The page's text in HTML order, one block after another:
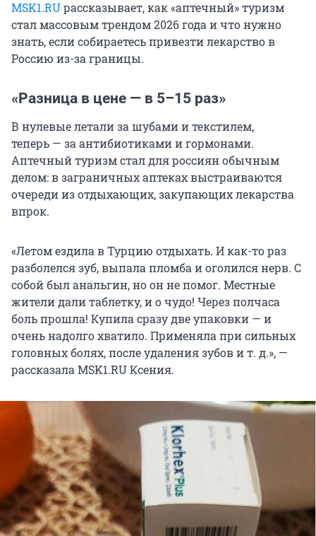
MSK1.RUрассказывает, как «аптечный» туризм
стал массовым трендом 2026 года и что нужно
знать, если собираетесь привезти лекарство в
Россию из-за границы.
«Разница в цене — в 5–15 раз»
В нулевые летали за шубами и текстилем,
теперь — за антибиотиками и гормонами.
Аптечный туризм стал для россиян обычным
делом: в заграничных аптеках выстраиваются
очереди из отдыхающих, закупающих лекарства
впрок.
«Летом ездила в Турцию отдыхать. И как-то раз
разболелся зуб, выпала пломба и оголился нерв. С
собой был анальгин, но он не помог. Местные
жители дали таблетку, и о чудо! Через полчаса
боль прошла! Купила сразу две упаковки — и
очень надолго хватило. Применяла при сильных
головных болях, после удаления зубови т. д.», —
рассказала MSK1.RU Ксения.